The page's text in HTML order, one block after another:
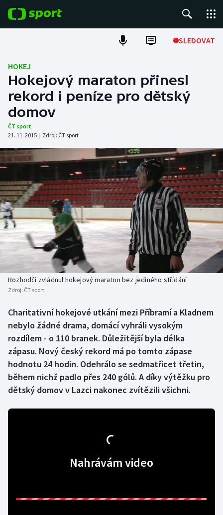
SLEDOVAT
Fotbal
Hokej
Tenis
Atletika
Cyklistika
DALŠÍ SPORTY
Americký fotbal
Baseball a softbal
Basketbal
Biatlon
Box
Curling
Dostihy
Florbal
NEPŘEHLÉDNĚTE
Soutěže
Historické návraty
Aplikace ČT sport
HOKEJ
Hokejový maraton přinesl
rekord i peníze pro dětský
domov
ČT sport
21. 11. 2015 | Zdroj: ČT sport
Rozhodčí zvládnul hokejový maraton bez jediného střídání
Zdroj: ČT sport
Charitativní hokejové utkání mezi Příbramí a Kladnem
nebylo žádné drama, domácí vyhráli vysokým
rozdílem - o 110 branek. Důležitější byla délka
zápasu. Nový český rekord má po tomto zápase
hodnotu 24 hodin. Odehrálo se sedmatřicet třetin,
během nichž padlo přes 240 gólů. A díky výtěžku pro
dětský domov v Lazci nakonec zvítězili všichni.
Nahrávám video